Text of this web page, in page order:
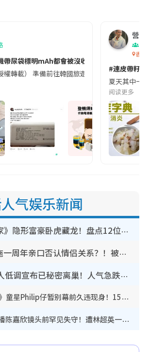
帶尿袋標明mAh都會被沒收😱出發前切記檢查
權轉載） 準備前往韓國旅遊的民眾，近期要
營養
香港
#連皮帶籽
夏天其中一
阅读更多
气娱乐新闻
《爱·回家》隐形富豪卧虎藏龙！盘点12位财气逼人的有钱艺人：这位美女3亿身家不愁做
叶泓文拍拖一周年亲口否认情侣关系？！被质疑感情造假竟称GM“普通同事”
30岁男艺人低调宣布已秘密离巢！人气急跌变失踪人口：“这几年过得并不容易”
《爱·回家》童星Philip仔暂别幕前久违现身！15岁近况暴风成长长高变帅气少年
TVB新闻主播陈嘉欣镜头前罕见失守！遭林超英一句话突袭吓坏当场大笑